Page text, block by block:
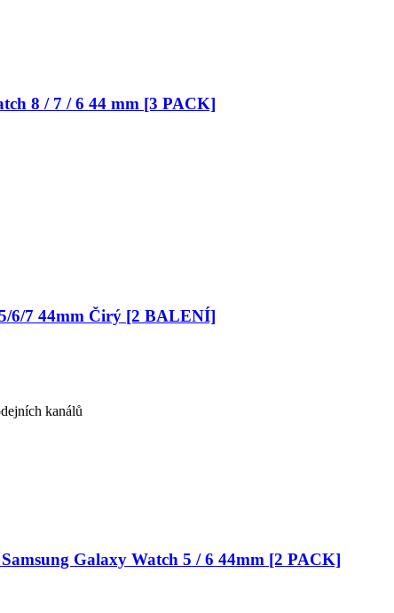
8 / 7 / 6 44 mm [3 PACK]
6/7 44mm Čirý [2 BALENÍ]
kanálů
Galaxy Watch 5 / 6 44mm [2 PACK]